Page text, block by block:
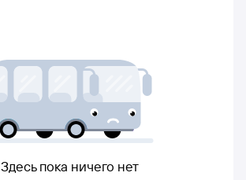
Здесь пока ничего нет